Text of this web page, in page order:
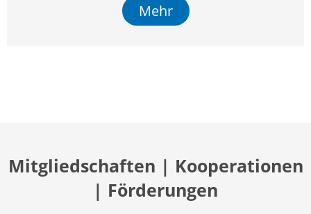
Mehr
Mitgliedschaften | Kooperationen
| Förderungen